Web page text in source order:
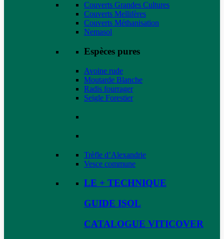
Couverts Grandes Cultures
Couverts Mellifères
Couverts Méthanisation
Nemasol
Espèces pures
Avoine rude
Moutarde Blanche
Radis fourrager
Seigle Forestier
Trèfle d’Alexandrie
Vesce commune
LE + TECHNIQUE
GUIDE ISOL
CATALOGUE VITICOVER